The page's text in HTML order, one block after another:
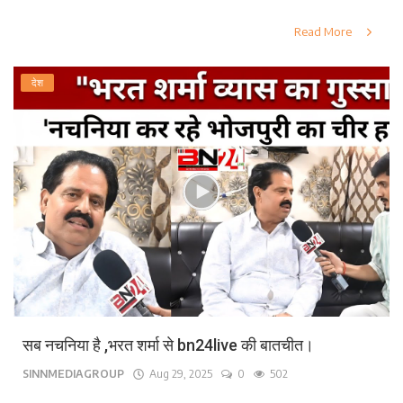
Read More
देश
सब नचनिया है ,भरत शर्मा से bn24live की बातचीत।
SINNMEDIAGROUP Aug 29, 2025 0 502